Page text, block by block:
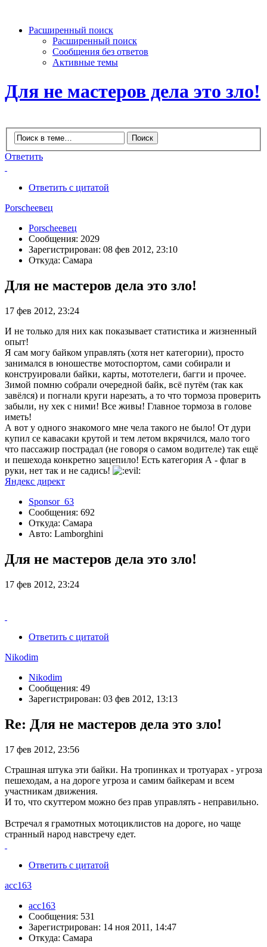
Расширенный поиск
Расширенный поиск
Сообщения без ответов
Активные темы
Для не мастеров дела это зло!
Ответить
Ответить с цитатой
Porscheeвец
Porscheeвец
Сообщения: 2029
Зарегистрирован: 08 фев 2012, 23:10
Откуда: Самара
Для не мастеров дела это зло!
17 фев 2012, 23:24
И не только для них как показывает статистика и жизненный
опыт!
Я сам могу байком управлять (хотя нет категории), просто
занимался в юношестве мотоспортом, сами собирали и
конструировали байки, карты, мототелеги, багги и прочее.
Зимой помню собрали очередной байк, всё путём (так как
завёлся) и погнали круги нарезать, а то что тормоза проверить
забыли, ну хек с ними! Все живы! Главное тормоза в голове
иметь!
А вот у одного знакомого мне чела такого не было! От дури
купил се кавасаки крутой и тем летом вкрячился, мало того
что пассажир пострадал (не говоря о самом водителе) так ещё
и пешехода конкретно зацепило! Есть категория А - флаг в
руки, нет так и не садись!
Яндекс директ
Sponsor_63
Сообщения: 692
Откуда: Самара
Авто: Lamborghini
Для не мастеров дела это зло!
17 фев 2012, 23:24
Ответить с цитатой
Nikodim
Nikodim
Сообщения: 49
Зарегистрирован: 03 фев 2012, 13:13
Re: Для не мастеров дела это зло!
17 фев 2012, 23:56
Страшная штука эти байки. На тропинках и тротуарах - угроза
пешеходам, а на дороге угроза и самим байкерам и всем
участникам движения.
И то, что скуттером можно без прав управлять - неправильно.
Встречал я грамотных мотоциклистов на дороге, но чаще
странный народ навстречу едет.
Ответить с цитатой
acc163
acc163
Сообщения: 531
Зарегистрирован: 14 ноя 2011, 14:47
Откуда: Самара